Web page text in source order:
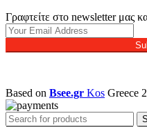
Γραφτείτε στο newsletter μας
Based on Bsee.gr Kos Greece